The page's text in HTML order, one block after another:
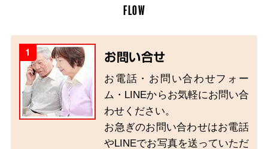
FLOW
1 お問い合せ
お電話・お問い合わせフォー
ム・LINEからお気軽にお問い合
わせください。
お急ぎのお問い合わせはお電話
やLINEでお写真を送っていただ